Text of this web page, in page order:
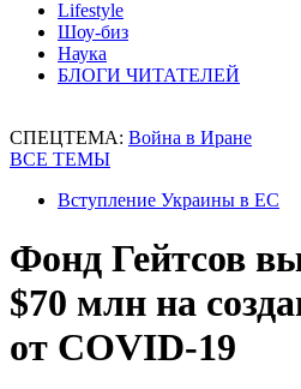
Lifestyle
Шоу-биз
Наука
БЛОГИ ЧИТАТЕЛЕЙ
СПЕЦТЕМА: Война в Иране
ВСЕ ТЕМЫ
Вступление Украины в ЕС
Фонд Гейтсов
$70 млн на
от COVID-19